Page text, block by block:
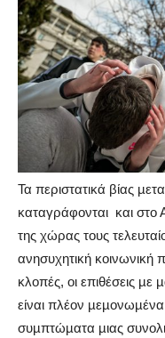
Τα περιστατικά βίας
καταγράφονται και στο
της χώρας τους
ανησυχητική κοινωνική
κλοπές, οι επιθέσεις
είναι πλέον
συµπτώµατα µιας